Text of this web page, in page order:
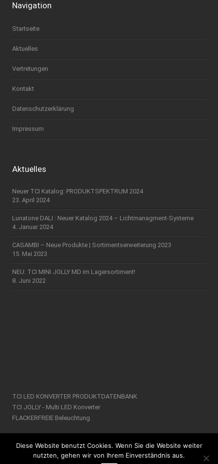
Navigation
Startseite
Aktuelles
Vertretungen
Kontakt
Datenschutzerklärung
Impressum
Aktuelles
Neuer TCI Katalog: PRODUKTSPEKTRUM 2024
23. April 2024
Lunatone DALI : Neuer Katalog 2024 – Lichtmanagment-Systeme
4. Januar 2024
CASAMBI – Neue Produkte | Sortimentserweiterung 2023
15. Mai 2023
NEU: TCI MINI JOLLY MD im Lagersortiment!
8. Juni 2022
TCI LED KONVERTER PRODUKTDATENBANK
TCI JOLLY - Multi LED Konverter
FLACKERFREIE Beleuchtung
Diese Website benutzt Cookies. Wenn Sie die Website weiter
nutzten, gehen wir von Ihrem Einverständnis aus.